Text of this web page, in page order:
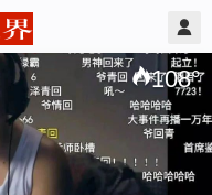
108°
2021/5/06